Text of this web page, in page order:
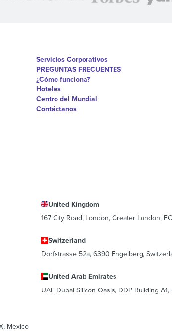
Servicios Corporativos
PREGUNTAS FRECUENTES
¿Cómo funciona?
Hoteles
Centro del Mundial
Contáctanos
United Kingdom
167 City Road, London, Greater London,
Switzerland
Dorfstrasse 52a, 6390 Engelberg,
United Arab Emirates
UAE Dubai Silicon Oasis, DDP Building
Mexico